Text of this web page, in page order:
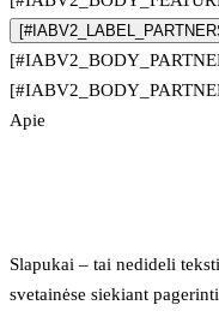
Apie
Slapukai – tai nedideli
svetainėse siekiant